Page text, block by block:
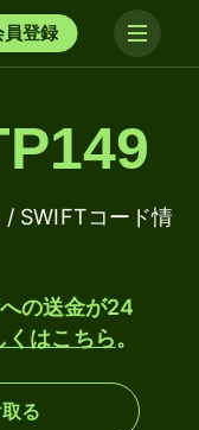
員登録
SWIFTコード情
の送金が24
くはこちら。
る